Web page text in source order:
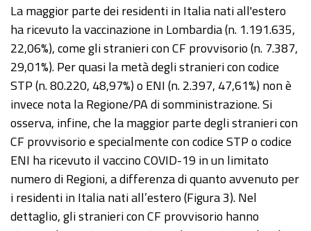
La maggior parte dei residenti in Italia nati all'estero
ha ricevuto la vaccinazione in Lombardia (n. 1.191.635,
22,06%), come gli stranieri con CF provvisorio (n. 7.387,
29,01%). Per quasi la metà degli stranieri con codice
STP (n. 80.220, 48,97%) o ENI (n. 2.397, 47,61%) non è
invece nota la Regione/PA di somministrazione. Si
osserva, infine, che la maggior parte degli stranieri con
CF provvisorio e specialmente con codice STP o codice
ENI ha ricevuto il vaccino COVID-19 in un limitato
numero di Regioni, a differenza di quanto avvenuto per
i residenti in Italia nati all’estero (Figura 3). Nel
dettaglio, gli stranieri con CF provvisorio hanno